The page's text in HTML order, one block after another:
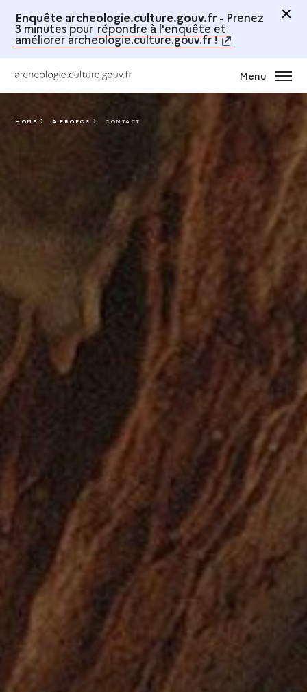
Enquête archeologie.culture.gouv.fr - Prenez
3 minutes pour répondre à l'enquête et
améliorer archeologie.culture.gouv.fr !
Menu
HOME À PROPOS CONTACT